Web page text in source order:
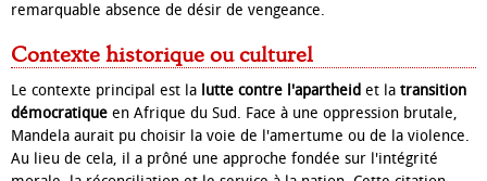
remarquable absence de désir de vengeance.
Contexte historique ou culturel
Le contexte principal est la lutte contre l'apartheid et la transition
démocratique en Afrique du Sud. Face à une oppression brutale,
Mandela aurait pu choisir la voie de l'amertume ou de la violence.
Au lieu de cela, il a prôné une approche fondée sur l'intégrité